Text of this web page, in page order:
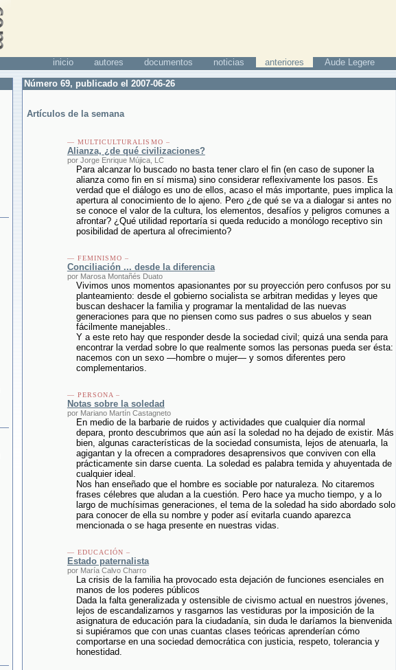
inicio autores documentos noticias anteriores Aude Legere
Número 69, publicado el 2007-06-26
Artículos de la semana
— MULTICULTURALISMO –
Alianza, ¿de qué civilizaciones?
por Jorge Enrique Mújica, LC
Para alcanzar lo buscado no basta tener claro el fin (en caso de suponer la
alianza como fin en sí misma) sino considerar reflexivamente los pasos. Es
verdad que el diálogo es uno de ellos, acaso el más importante, pues implica la
apertura al conocimiento de lo ajeno. Pero ¿de qué se va a dialogar si antes no
se conoce el valor de la cultura, los elementos, desafíos y peligros comunes a
afrontar? ¿Qué utilidad reportaría si queda reducido a monólogo receptivo sin
posibilidad de apertura al ofrecimiento?
— FEMINISMO –
Conciliación ... desde la diferencia
por Marosa Montañés Duato
Vivimos unos momentos apasionantes por su proyección pero confusos por su
planteamiento: desde el gobierno socialista se arbitran medidas y leyes que
buscan deshacer la familia y programar la mentalidad de las nuevas
generaciones para que no piensen como sus padres o sus abuelos y sean
fácilmente manejables..
Y a este reto hay que responder desde la sociedad civil; quizá una senda para
encontrar la verdad sobre lo que realmente somos las personas pueda ser ésta:
nacemos con un sexo —hombre o mujer— y somos diferentes pero
complementarios.
— PERSONA –
Notas sobre la soledad
por Mariano Martín Castagneto
En medio de la barbarie de ruidos y actividades que cualquier día normal
depara, pronto descubrimos que aún así la soledad no ha dejado de existir. Más
bien, algunas características de la sociedad consumista, lejos de atenuarla, la
agigantan y la ofrecen a compradores desaprensivos que conviven con ella
prácticamente sin darse cuenta. La soledad es palabra temida y ahuyentada de
cualquier ideal.
Nos han enseñado que el hombre es sociable por naturaleza. No citaremos
frases célebres que aludan a la cuestión. Pero hace ya mucho tiempo, y a lo
largo de muchísimas generaciones, el tema de la soledad ha sido abordado solo
para conocer de ella su nombre y poder así evitarla cuando aparezca
mencionada o se haga presente en nuestras vidas.
— EDUCACIÓN –
Estado paternalista
por María Calvo Charro
La crisis de la familia ha provocado esta dejación de funciones esenciales en
manos de los poderes públicos
Dada la falta generalizada y ostensible de civismo actual en nuestros jóvenes,
lejos de escandalizarnos y rasgarnos las vestiduras por la imposición de la
asignatura de educación para la ciudadanía, sin duda le daríamos la bienvenida
si supiéramos que con unas cuantas clases teóricas aprenderían cómo
comportarse en una sociedad democrática con justicia, respeto, tolerancia y
honestidad.